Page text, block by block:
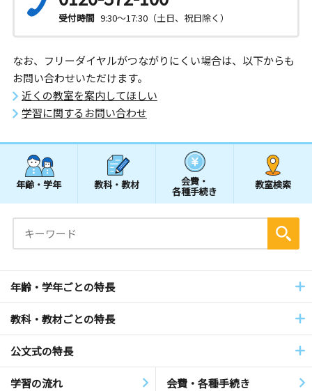
受付時間 9:30～17:30（土日、祝日除く）
なお、フリーダイヤルがつながりにくい場合は、以下からも
お問い合わせいただけます。
近くの教室を案内してほしい
学習に関するお問い合わせ
年齢・学年 教科・教材 会費・
各種手続き
教室検索
年齢・学年ごとの特長
教科・教材ごとの特長
公文式の特長
学習の流れ 会費・各種手続き